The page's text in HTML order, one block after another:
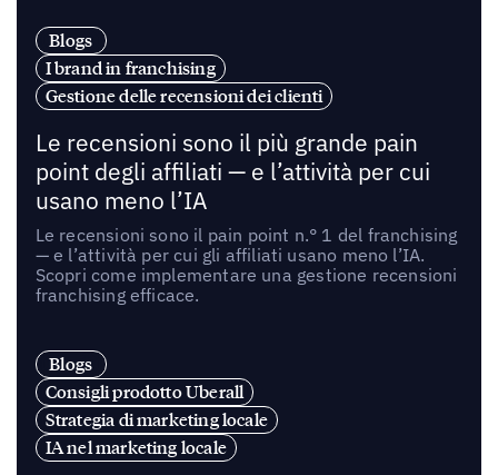
Blogs
I brand in franchising
Gestione delle recensioni dei clienti
Le recensioni sono il più grande pain
point degli affiliati — e l’attività per cui
usano meno l’IA
Le recensioni sono il pain point n.° 1 del franchising
— e l’attività per cui gli affiliati usano meno l’IA.
Scopri come implementare una gestione recensioni
franchising efficace.
Blogs
Consigli prodotto Uberall
Strategia di marketing locale
IA nel marketing locale